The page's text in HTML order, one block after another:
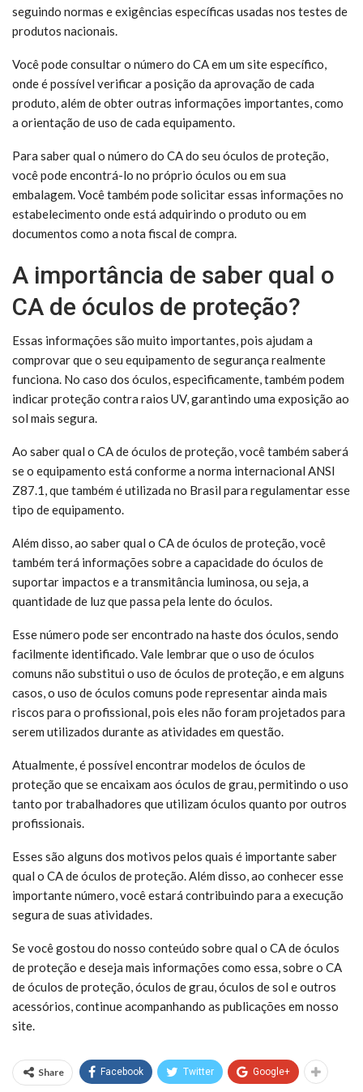
seguindo normas e exigências específicas usadas nos testes de
produtos nacionais.
Você pode consultar o número do CA em um site específico,
onde é possível verificar a posição da aprovação de cada
produto, além de obter outras informações importantes, como
a orientação de uso de cada equipamento.
Para saber qual o número do CA do seu óculos de proteção,
você pode encontrá-lo no próprio óculos ou em sua
embalagem. Você também pode solicitar essas informações no
estabelecimento onde está adquirindo o produto ou em
documentos como a nota fiscal de compra.
A importância de saber qual o
CA de óculos de proteção?
Essas informações são muito importantes, pois ajudam a
comprovar que o seu equipamento de segurança realmente
funciona. No caso dos óculos, especificamente, também podem
indicar proteção contra raios UV, garantindo uma exposição ao
sol mais segura.
Ao saber qual o CA de óculos de proteção, você também saberá
se o equipamento está conforme a norma internacional ANSI
Z87.1, que também é utilizada no Brasil para regulamentar esse
tipo de equipamento.
Além disso, ao saber qual o CA de óculos de proteção, você
também terá informações sobre a capacidade do óculos de
suportar impactos e a transmitância luminosa, ou seja, a
quantidade de luz que passa pela lente do óculos.
Esse número pode ser encontrado na haste dos óculos, sendo
facilmente identificado. Vale lembrar que o uso de óculos
comuns não substitui o uso de óculos de proteção, e em alguns
casos, o uso de óculos comuns pode representar ainda mais
riscos para o profissional, pois eles não foram projetados para
serem utilizados durante as atividades em questão.
Atualmente, é possível encontrar modelos de óculos de
proteção que se encaixam aos óculos de grau, permitindo o uso
tanto por trabalhadores que utilizam óculos quanto por outros
profissionais.
Esses são alguns dos motivos pelos quais é importante saber
qual o CA de óculos de proteção. Além disso, ao conhecer esse
importante número, você estará contribuindo para a execução
segura de suas atividades.
Se você gostou do nosso conteúdo sobre qual o CA de óculos
de proteção e deseja mais informações como essa, sobre o CA
de óculos de proteção, óculos de grau, óculos de sol e outros
acessórios, continue acompanhando as publicações em nosso
site.
Share Facebook Twitter Google+